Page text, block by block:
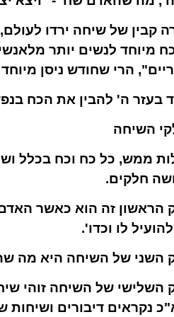
קבין של שיחה ירדו
מיוחד לנשים יותר
הרי שחודש ניסן
בעזר ה' להבין את הכח
השיחה
ממש, כל כח וכח בכלל
חלקים.
הראשון זה הוא כאשר
לו וכדו'.
השני של השיחה היא מה
השלישי של השיחה זוהי
נקראים דיבורים ושיחות